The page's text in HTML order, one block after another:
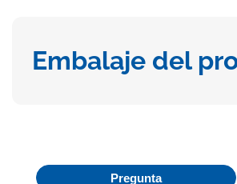
Embalaje del
Pregunta